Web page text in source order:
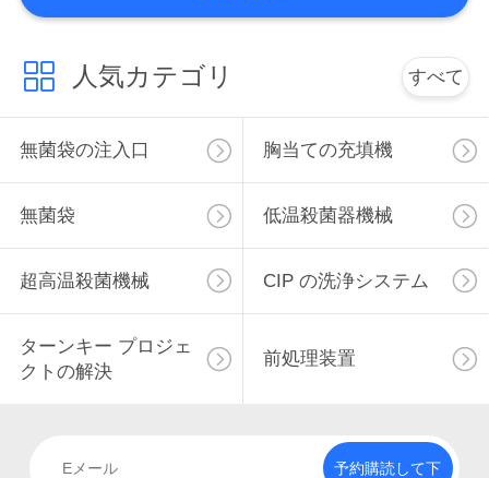
達
に
連
絡
し
な
さ
い
人気カテゴリ すべて
無菌袋の注入口 胸当ての充填機
無菌袋 低温殺菌器機械
超高温殺菌機械 CIP の洗浄システム
ターンキー プロジェ
クトの解決
前処理装置
予約購読して下